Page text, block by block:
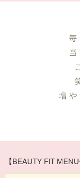
増
【BEAUTY FIT MENU